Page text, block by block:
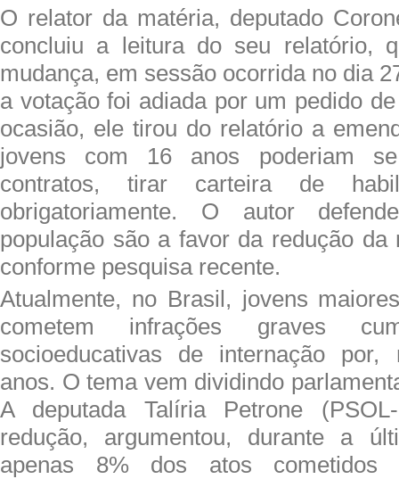
O relator da matéria, deputado
concluiu a leitura do seu relatório,
mudança, em sessão ocorrida no dia
a votação foi adiada por um pedido
ocasião, ele tirou do relatório a
jovens com 16 anos poderiam
contratos, tirar carteira de
obrigatoriamente. O autor
população são a favor da redução da
conforme pesquisa recente.
Atualmente, no Brasil, jovens
cometem infrações graves
socioeducativas de internação
anos. O tema vem dividindo
A deputada Talíria Petrone
redução, argumentou, durante a
apenas 8% dos atos cometidos